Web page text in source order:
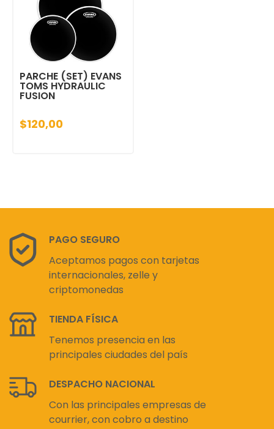
PARCHE (SET) EVANS
TOMS HYDRAULIC
FUSION
$120,00
PAGO SEGURO
Aceptamos pagos con tarjetas
internacionales, zelle y
criptomonedas
TIENDA FÍSICA
Tenemos presencia en las
principales ciudades del país
DESPACHO NACIONAL
Con las principales empresas de
courrier, con cobro a destino